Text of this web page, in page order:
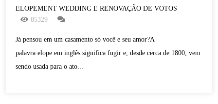
ELOPEMENT WEDDING E RENOVAÇÃO DE VOTOS
85329
Já pensou em um casamento só você e seu amor?A
palavra elope em inglês significa fugir e, desde cerca de 1800, vem
sendo usada para o ato...